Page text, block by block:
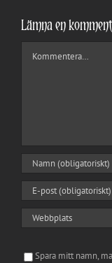
Lämna en
Spara mitt namn,